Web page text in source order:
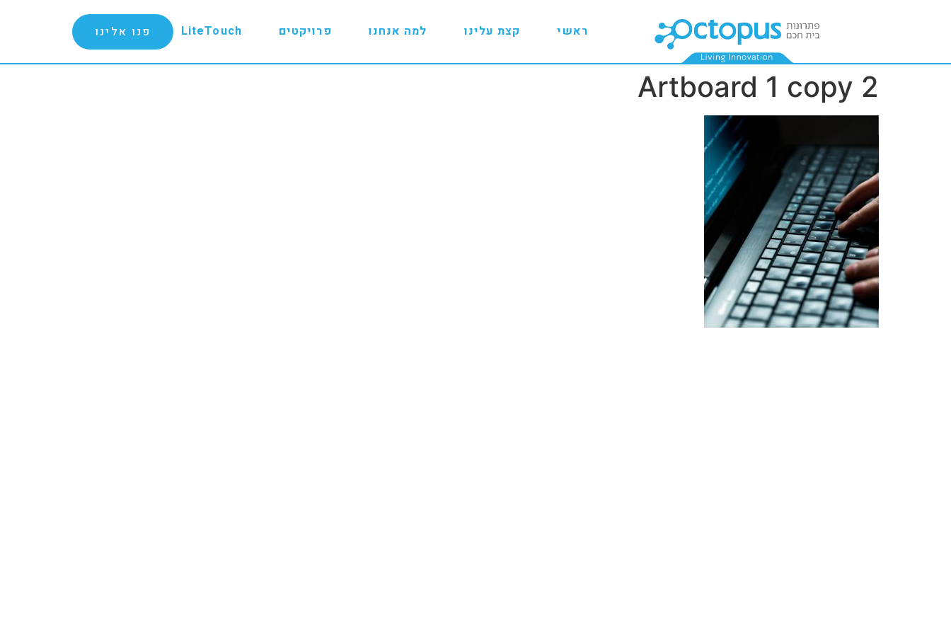
ראשי קצת עלינו למה אנחנו פרויקטים LiteTouch פנו אלינו
Artboard 1 copy 2